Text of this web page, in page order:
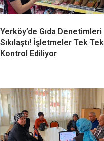
Yerköy’de Gıda Denetimleri
Sıkılaştı! İşletmeler Tek Tek
Kontrol Ediliyor